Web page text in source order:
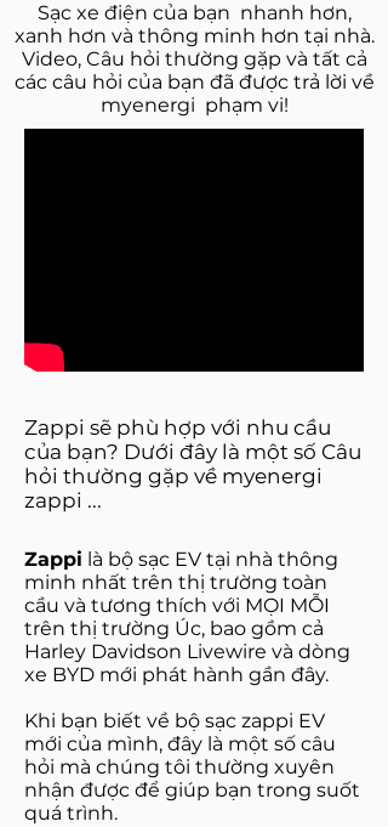
Sạc xe điện của bạn nhanh hơn,
xanh hơn và thông minh hơn tại nhà.
Video, Câu hỏi thường gặp và tất cả
các câu hỏi của bạn đã được trả lời về
myenergi phạm vi!
Zappi sẽ phù hợp với nhu cầu
của bạn? Dưới đây là một số Câu
hỏi thường gặp về myenergi
zappi ...
Zappi là bộ sạc EV tại nhà thông
minh nhất trên thị trường toàn
cầu và tương thích với MỌI MỖI
trên thị trường Úc, bao gồm cả
Harley Davidson Livewire và dòng
xe BYD mới phát hành gần đây.
Khi bạn biết về bộ sạc zappi EV
mới của mình, đây là một số câu
hỏi mà chúng tôi thường xuyên
nhận được để giúp bạn trong suốt
quá trình.